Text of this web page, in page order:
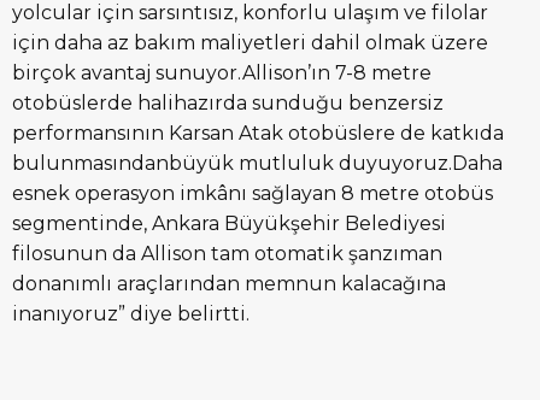
yolcular için sarsıntısız, konforlu ulaşım ve filolar
için daha az bakım maliyetleri dahil olmak üzere
birçok avantaj sunuyor.Allison’ın 7-8 metre
otobüslerde halihazırda sunduğu benzersiz
performansının Karsan Atak otobüslere de katkıda
bulunmasındanbüyük mutluluk duyuyoruz.Daha
esnek operasyon imkânı sağlayan 8 metre otobüs
segmentinde, Ankara Büyükşehir Belediyesi
filosunun da Allison tam otomatik şanzıman
donanımlı araçlarından memnun kalacağına
inanıyoruz” diye belirtti.